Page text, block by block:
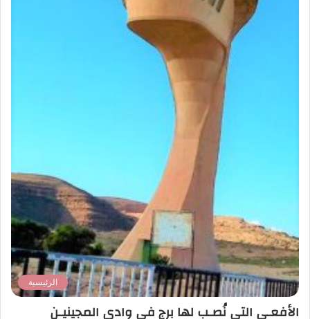
الرئيسية
الأفعـى التي نُصـب لها برج في وادي المجينيـن